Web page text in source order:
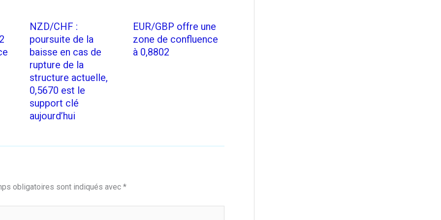
NZD/CHF :
poursuite de la
baisse en cas de
rupture de la
structure actuelle,
0,5670 est le
support clé
aujourd’hui
EUR/GBP offre une
zone de confluence
à 0,8802
obligatoires sont indiqués avec *